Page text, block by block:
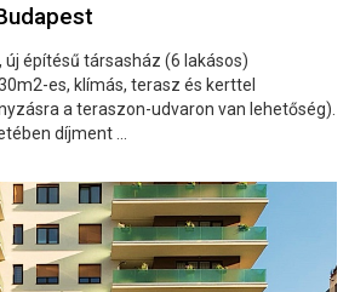
építésű társasház (6 lakásos)
es, klímás, terasz és kerttel
a teraszon-udvaron van lehetőség).
díjment ...